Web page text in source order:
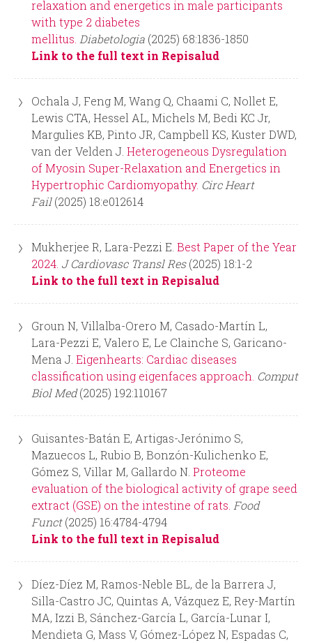
relaxation and energetics in male participants
with type 2 diabetes
mellitus. Diabetologia (2025) 68:1836-1850
Link to the full text in Repisalud
Ochala J, Feng M, Wang Q, Chaami C, Nollet E,
Lewis CTA, Hessel AL, Michels M, Bedi KC Jr,
Margulies KB, Pinto JR, Campbell KS, Kuster DWD,
van der Velden J. Heterogeneous Dysregulation
of Myosin Super-Relaxation and Energetics in
Hypertrophic Cardiomyopathy. Circ Heart
Fail(2025) 18:e012614
Mukherjee R, Lara-Pezzi E. Best Paper of the Year
2024. J Cardiovasc Transl Res(2025) 18:1-2
Link to the full text in Repisalud
Groun N, Villalba-Orero M, Casado-Martín L,
Lara-Pezzi E, Valero E, Le Clainche S, Garicano-
Mena J. Eigenhearts: Cardiac diseases
classification using eigenfaces approach. Comput
Biol Med(2025) 192:110167
Guisantes-Batán E, Artigas-Jerónimo S,
Mazuecos L, Rubio B, Bonzón-Kulichenko E,
Gómez S, Villar M, Gallardo N. Proteome
evaluation of the biological activity of grape seed
extract (GSE) on the intestine of rats. Food
Funct(2025) 16:4784-4794
Link to the full text in Repisalud
Díez-Díez M, Ramos-Neble BL, de la Barrera J,
Silla-Castro JC, Quintas A, Vázquez E, Rey-Martín
MA, Izzi B, Sánchez-García L, García-Lunar I,
Mendieta G, Mass V, Gómez-López N, Espadas C,